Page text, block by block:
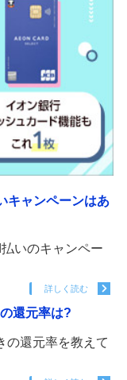
キャンペーンはあ
いのキャンペー
詳しく読む
還元率は?
の還元率を教えて